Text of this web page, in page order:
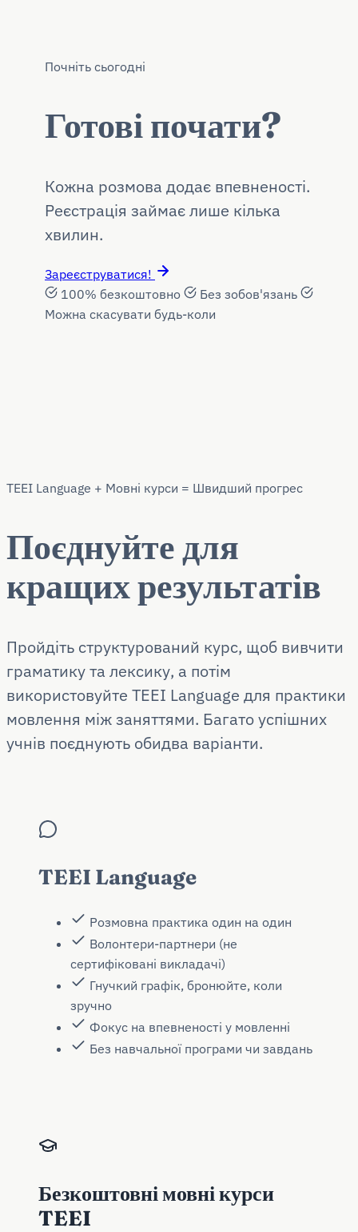
Почніть сьогодні
Готові почати?
Кожна розмова додає впевненості.
Реєстрація займає лише кілька
хвилин.
Зареєструватися!
100% безкоштовно
Без зобов'язань
Можна скасувати будь-коли
TEEI Language + Мовні курси = Швидший прогрес
Поєднуйте для
кращих результатів
Пройдіть структурований курс, щоб вивчити
граматику та лексику, а потім
використовуйте TEEI Language для практики
мовлення між заняттями. Багато успішних
учнів поєднують обидва варіанти.
TEEI Language
Розмовна практика один на один
Волонтери-партнери (не
сертифіковані викладачі)
Гнучкий графік, бронюйте, коли
зручно
Фокус на впевненості у мовленні
Без навчальної програми чи завдань
Безкоштовні мовні курси
TEEI